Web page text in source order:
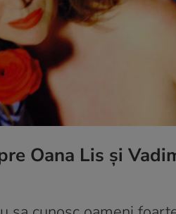
Oana Lis şi